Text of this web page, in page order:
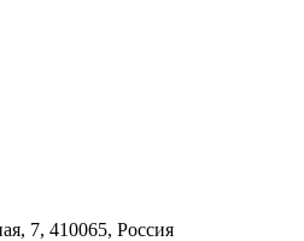
7, 410065, Россия